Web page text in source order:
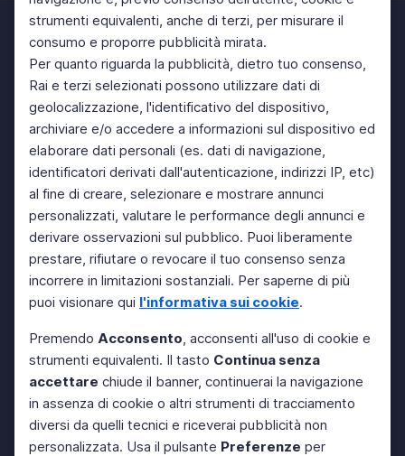
strumenti equivalenti, anche di terzi, per misurare il
consumo e proporre pubblicità mirata.
Per quanto riguarda la pubblicità, dietro tuo consenso,
Rai e terzi selezionati possono utilizzare dati di
geolocalizzazione, l'identificativo del dispositivo,
archiviare e/o accedere a informazioni sul dispositivo ed
elaborare dati personali (es. dati di navigazione,
identificatori derivati dall'autenticazione, indirizzi IP, etc)
al fine di creare, selezionare e mostrare annunci
personalizzati, valutare le performance degli annunci e
derivare osservazioni sul pubblico. Puoi liberamente
prestare, rifiutare o revocare il tuo consenso senza
incorrere in limitazioni sostanziali. Per saperne di più
puoi visionare qui l'informativa sui cookie.
Premendo Acconsento, acconsenti all'uso di cookie e
strumenti equivalenti. Il tasto Continua senza
accettare chiude il banner, continuerai la navigazione
in assenza di cookie o altri strumenti di tracciamento
diversi da quelli tecnici e riceverai pubblicità non
personalizzata. Usa il pulsante Preferenze per